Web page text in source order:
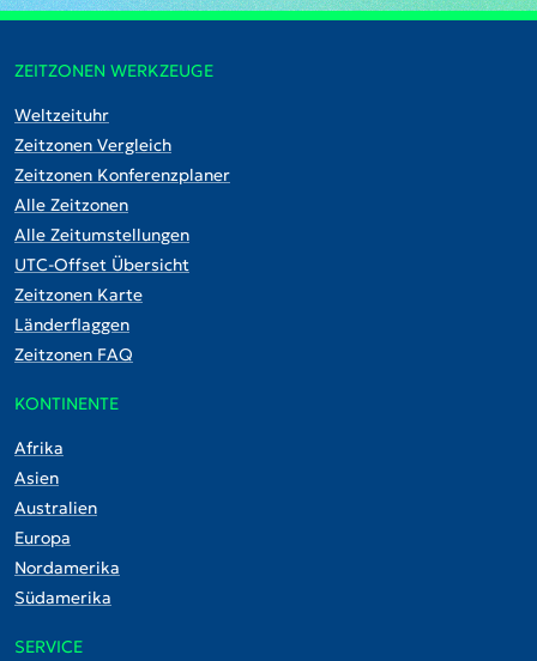
ZEITZONEN WERKZEUGE
Weltzeituhr
Zeitzonen Vergleich
Zeitzonen Konferenzplaner
Alle Zeitzonen
Alle Zeitumstellungen
UTC-Offset Übersicht
Zeitzonen Karte
Länderflaggen
Zeitzonen FAQ
KONTINENTE
Afrika
Asien
Australien
Europa
Nordamerika
Südamerika
SERVICE